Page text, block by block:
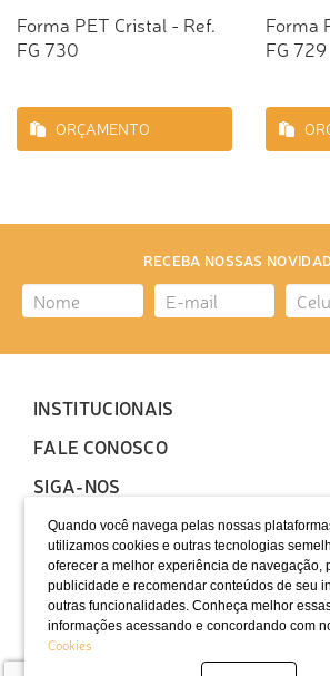
Quando você navega pelas nossas
utilizamos cookies e outras tecnologias
oferecer a melhor experiência de navegação,
publicidade e recomendar conteúdos de seu
outras funcionalidades. Conheça melhor
informações acessando e concordando com
Cookies
Forma PET Cristal - Ref.
FG 730
ORÇAMENTO
Forma
FG 729
RECEBA NOSSAS
INSTITUCIONAIS
FALE CONOSCO
SIGA-NOS
LOCALIZAÇÃO